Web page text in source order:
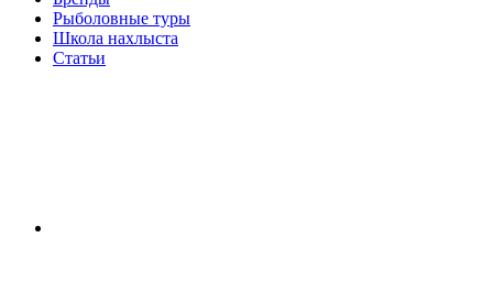
Рыболовные туры
Школа нахлыста
Статьи